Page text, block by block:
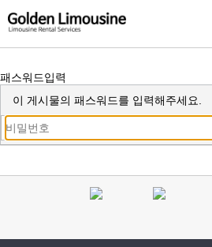
패스워드입력
이 게시물의 패스워드를 입력해주세요.